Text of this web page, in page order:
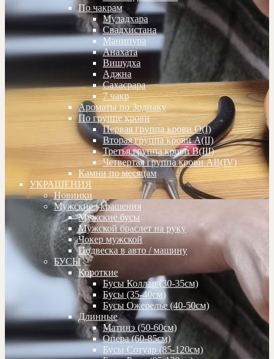
По чакрам
Муладхара
Свадхистана
Манипура
Анахата
Вишудха
Аджна
Сахасрара
7 чакр
Ароматы по Зодиаку
По группе крови
Первая группа крови О(I)
Вторая группа крови А(II)
Третья группа крови В(III)
Четвертая группа крови АВ(IV)
Камни по месяцам
УКРАШЕНИЯ
Новинки
Мужские украшения
Мужские бусы
Мужской браслет на руку
Чокер мужской
Подвеска в авто / машину
БУСЫ
Короткие
Бусы Коллар (30-35см)
Бусы (35-40см)
Бусы Ожерелье (40-50см)
Длинные
Матинэ (50-60см)
Опера (60-85см)
Бусы Сотуар (85-120см)